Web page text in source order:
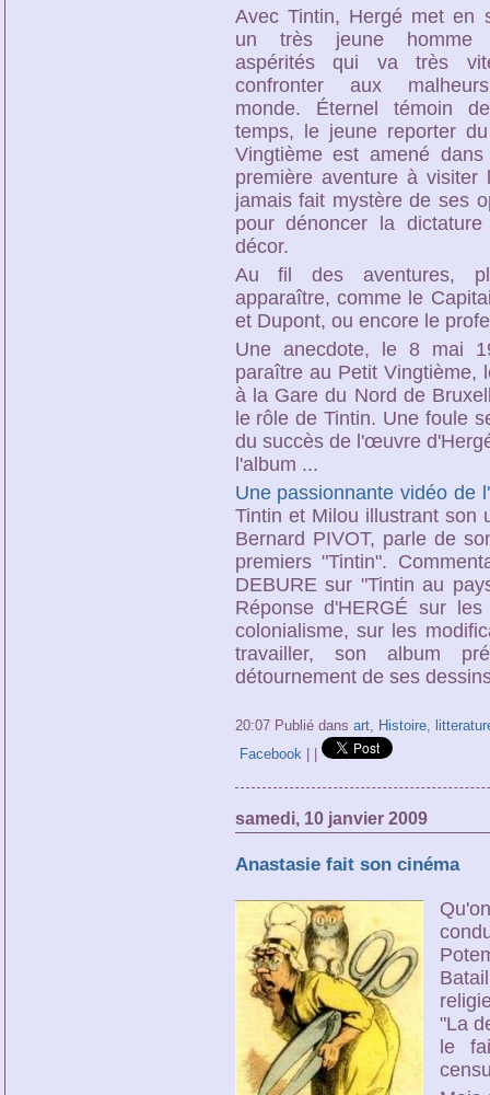
Avec Tintin, Hergé met en
un très jeune homme
aspérités qui va très
confronter aux
monde. Éternel témoin
temps, le jeune reporter
Vingtième est amené dans
première aventure à
jamais fait mystère de ses
pour dénoncer la
décor.
Au fil des aventures,
apparaître, comme le
et Dupont, ou encore le
Une anecdote, le 8 mai
paraître au Petit Vingtième,
à la Gare du Nord de
le rôle de Tintin. Une foule
du succès de l'œuvre
l'album ...
Une passionnante vidéo de
Tintin et Milou illustrant son
Bernard PIVOT, parle de
premiers "Tintin".
DEBURE sur "Tintin au
Réponse d'HERGÉ sur les
colonialisme, sur les
travailler, son album
détournement de ses
20:07 Publié dans art, Histoire,
Facebook
samedi, 10 janvier 2009
Anastasie fait son cinéma
"La
le